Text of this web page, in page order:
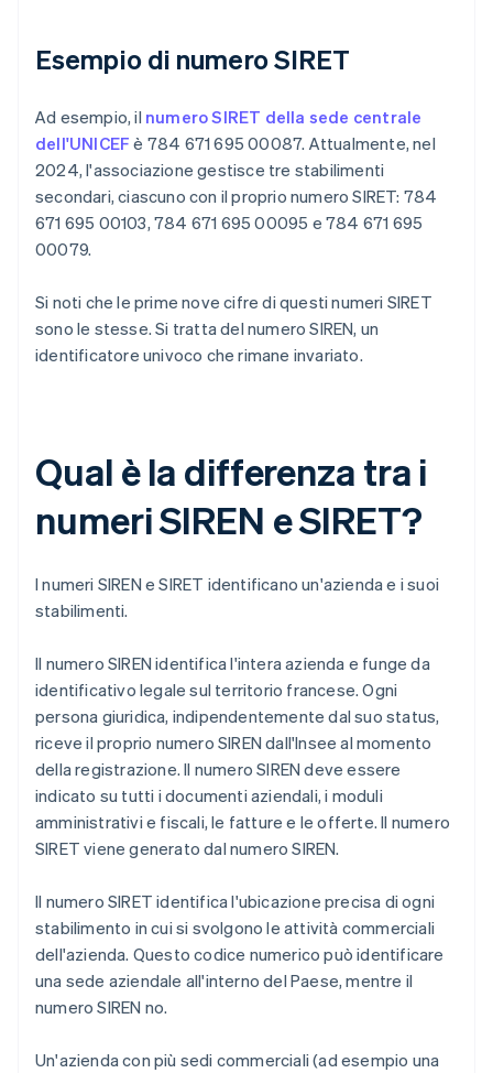
Esempio di numero SIRET
Ad esempio, il numero SIRET della sede centrale
dell'UNICEF è 784 671 695 00087. Attualmente, nel
2024, l'associazione gestisce tre stabilimenti
secondari, ciascuno con il proprio numero SIRET: 784
671 695 00103, 784 671 695 00095 e 784 671 695
00079.
Si noti che le prime nove cifre di questi numeri SIRET
sono le stesse. Si tratta del numero SIREN, un
identificatore univoco che rimane invariato.
Qual è la differenza tra i
numeri SIREN e SIRET?
I numeri SIREN e SIRET identificano un'azienda e i suoi
stabilimenti.
Il numero SIREN identifica l'intera azienda e funge da
identificativo legale sul territorio francese. Ogni
persona giuridica, indipendentemente dal suo status,
riceve il proprio numero SIREN dall'Insee al momento
della registrazione. Il numero SIREN deve essere
indicato su tutti i documenti aziendali, i moduli
amministrativi e fiscali, le fatture e le offerte. Il numero
SIRET viene generato dal numero SIREN.
Il numero SIRET identifica l'ubicazione precisa di ogni
stabilimento in cui si svolgono le attività commerciali
dell'azienda. Questo codice numerico può identificare
una sede aziendale all'interno del Paese, mentre il
numero SIREN no.
Un'azienda con più sedi commerciali (ad esempio una